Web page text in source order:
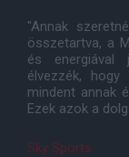
"Annak
összetartva, a
és energiával
élvezzék,
mindent annak
Ezek azok a
Sky Sports